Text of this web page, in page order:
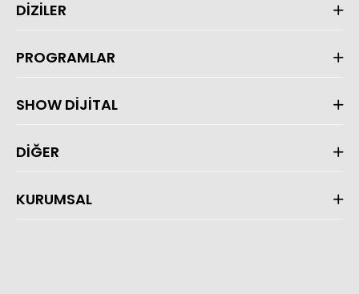
DİZİLER
PROGRAMLAR
SHOW DİJİTAL
DİĞER
KURUMSAL